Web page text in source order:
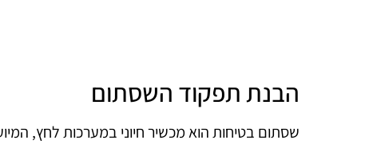
הבנת תפקוד השסתום
שסתום בטיחות הוא מכשיר חיוני במערכות לחץ,